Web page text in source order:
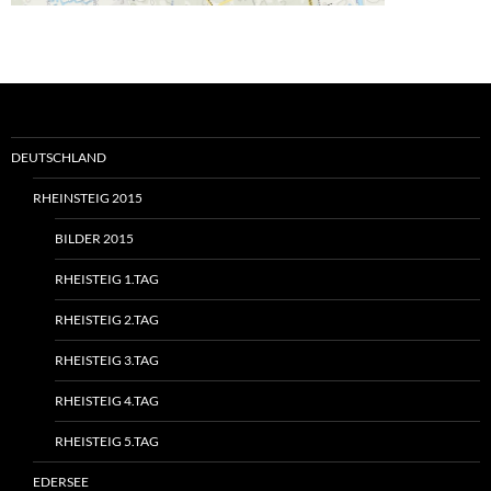
DEUTSCHLAND
RHEINSTEIG 2015
BILDER 2015
RHEISTEIG 1.TAG
RHEISTEIG 2.TAG
RHEISTEIG 3.TAG
RHEISTEIG 4.TAG
RHEISTEIG 5.TAG
EDERSEE